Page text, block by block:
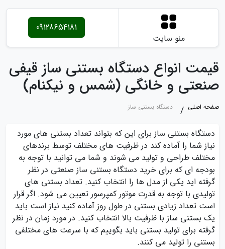
منو سایت
09128654181
قیمت انواع دستگاه بستنی ساز قیفی
صنعتی و خانگی (شمس و نیکنام)
صفحه اصلی دستگاه بستنی ساز
دستگاه بستنی ساز برای این که بتواند تعداد بستنی های مورد
نیاز شما را آماده کند در ظرفیت های مختلف توسط برندهای
مختلف طراحی و تولید می شوند و شما می توانید با توجه به
بودجه ای که برای خرید دستگاه بستنی ساز صنعتی در نظر
گرفته اید یکی از مدل ها را انتخاب کنید. تعداد بستنی های
تولیدی با توجه به قدرت موتور کمپرسور تعیین می شود. اگر قرار
است تعداد زیادی بستنی در طول روز آماده کنید نیاز است باید
یک بستنی‌ ساز با ظرفیت بالا انتخاب کنید. در مورد زمان در نظر
گرفته برای تولید بستنی باید بگوییم که با سرعت های مختلفی
بستنی را تولید می کنند.